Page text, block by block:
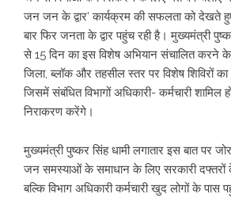
जन जन के द्वार’ कार्यक्रम की सफलता को देखते
बार फिर जनता के द्वार पहुंच रही है। मुख्यमंत्री
से 15 दिन का इस विशेष अभियान संचालित करने के
जिला, ब्लॉक और तहसील स्तर पर विशेष शिविरों
जिसमें संबंधित विभागों अधिकारी- कर्मचारी
निराकरण करेंगे।
मुख्यमंत्री पुष्कर सिंह धामी लगातार इस बात पर
जन समस्याओं के समाधान के लिए सरकारी
बल्कि विभाग अधिकारी कर्मचारी खुद लोगों के पास